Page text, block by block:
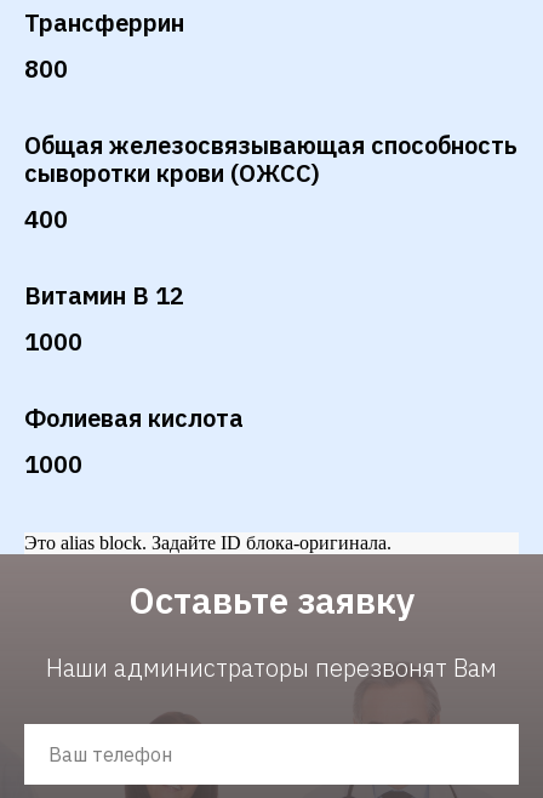
Трансферрин
800
Общая железосвязывающая способность
сыворотки крови (ОЖСС)
400
Витамин В 12
1000
Фолиевая кислота
1000
Это alias block. Задайте ID блока-оригинала.
Оставьте заявку
Наши администраторы перезвонят Вам